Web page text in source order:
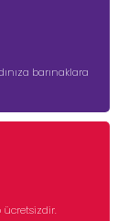
barınaklara
ücretsizdir.